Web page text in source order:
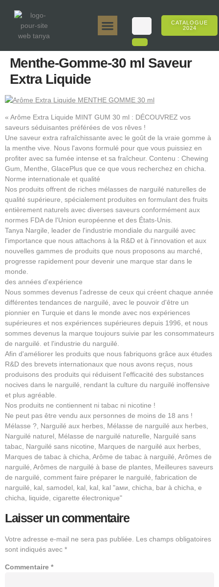
CATALOGUE
2024
Menthe-Gomme-30 ml Saveur
Extra Liquide
« Arôme Extra Liquide MINT GUM 30 ml : DÉCOUVREZ vos
saveurs séduisantes préférées de vos rêves !
Une saveur extra rafraîchissante avec le goût de la vraie gomme à
la menthe vive. Nous l'avons formulé pour que vous puissiez en
profiter avec sa fumée intense et sa fraîcheur. Contenu : Chewing
Gum, Menthe, GlacePlus que ce que vous recherchez en chicha.
Norme internationale et qualité
Nos produits offrent de riches mélasses de narguilé naturelles de
qualité supérieure, spécialement produites en formulant des fruits
entièrement naturels avec diverses saveurs conformément aux
normes FDA de l'Union européenne et des États-Unis.
Tanya Nargile, leader de l'industrie mondiale du narguilé avec
l'importance que nous attachons à la R&D et à l'innovation et aux
nouvelles gammes de produits que nous proposons au marché,
progresse rapidement pour devenir une marque star dans le
monde.
des années d'expérience
Nous sommes devenus l'adresse de ceux qui créent chaque année
différentes tendances de narguilé, avec le pouvoir d'être un
pionnier en Turquie et dans le monde avec nos expériences
supérieures et nos expériences supérieures depuis 1996, et nous
sommes devenus la marque toujours suivie par les consommateurs
de narguilé. et l'industrie du narguilé.
Afin d'améliorer les produits que nous fabriquons grâce aux études
R&D des brevets internationaux que nous avons reçus, nous
produisons des produits qui réduisent l'efficacité des substances
nocives dans le narguilé, rendant la culture du narguilé inoffensive
et plus agréable.
Nos produits ne contiennent ni tabac ni nicotine !
Ne peut pas être vendu aux personnes de moins de 18 ans !
Mélasse ?, Narguilé aux herbes, Mélasse de narguilé aux herbes,
Narguilé naturel, Mélasse de narguilé naturelle, Narguilé sans
tabac, Narguilé sans nicotine, Marques de narguilé aux herbes,
Marques de tabac à chicha, Arôme de tabac à narguilé, Arômes de
narguilé, Arômes de narguilé à base de plantes, Meilleures saveurs
de narguilé, comment faire préparer le narguilé, fabrication de
narguilé, kal, samodel, kal, kal, kal "ами, chicha, bar à chicha, e
chicha, liquide, cigarette électronique"
Laisser un commentaire
Votre adresse e-mail ne sera pas publiée.
Les champs obligatoires
sont indiqués avec *
Commentaire *